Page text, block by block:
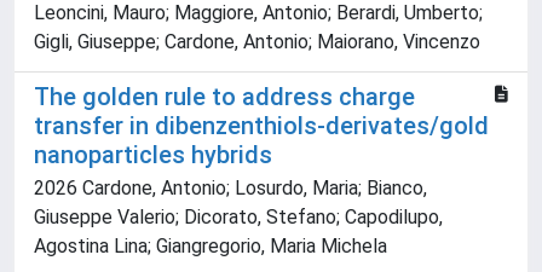
Leoncini, Mauro; Maggiore, Antonio; Berardi, Umberto;
Gigli, Giuseppe; Cardone, Antonio; Maiorano, Vincenzo
The golden rule to address charge
transfer in dibenzenthiols-derivates/gold
nanoparticles hybrids
2026 Cardone, Antonio; Losurdo, Maria; Bianco,
Giuseppe Valerio; Dicorato, Stefano; Capodilupo,
Agostina Lina; Giangregorio, Maria Michela